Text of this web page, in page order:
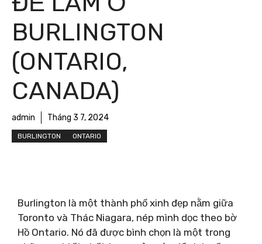
BURLINGTON
(ONTARIO,
CANADA)
admin Tháng 3 7, 2024
BURLINGTON ONTARIO
Burlington là một thành phố xinh đẹp nằm giữa
Toronto và Thác Niagara, nép mình dọc theo bờ
Hồ Ontario. Nó đã được bình chọn là một trong